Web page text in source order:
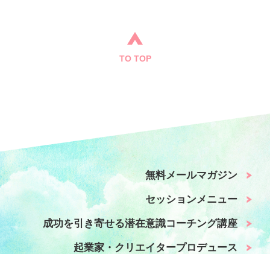
TO TOP
無料メールマガジン
セッションメニュー
成功を引き寄せる潜在意識コーチング講座
起業家・クリエイタープロデュース